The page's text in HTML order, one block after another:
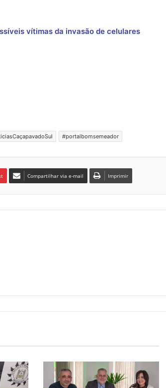
vítimas da invasão de celulares
#portalbomsemeador
Compartilhar via e-mail Imprimir